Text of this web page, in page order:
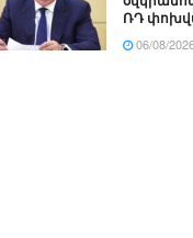
ՌԴ
06/08/